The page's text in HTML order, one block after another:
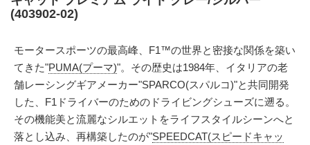
(403902-02)
モータースポーツの最高峰、F1™の世界と密接な関係を築い
てきた"PUMA(プーマ)"。その歴史は1984年、イタリアの老
舗レーシングギアメーカー"SPARCO(スパルコ)"と共同開発
した、F1ドライバーのためのドライビングシューズに遡る。
その機能美と流麗なシルエットをライフスタイルシーンへと
落とし込み、再構築したのが"SPEEDCAT(スピードキャッ